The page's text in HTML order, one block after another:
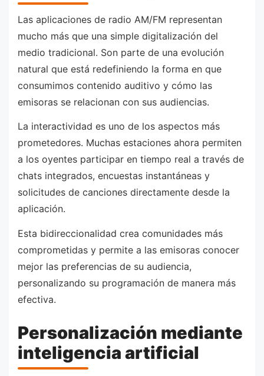
Las aplicaciones de radio AM/FM representan
mucho más que una simple digitalización del
medio tradicional. Son parte de una evolución
natural que está redefiniendo la forma en que
consumimos contenido auditivo y cómo las
emisoras se relacionan con sus audiencias.
La interactividad es uno de los aspectos más
prometedores. Muchas estaciones ahora permiten
a los oyentes participar en tiempo real a través de
chats integrados, encuestas instantáneas y
solicitudes de canciones directamente desde la
aplicación.
Esta bidireccionalidad crea comunidades más
comprometidas y permite a las emisoras conocer
mejor las preferencias de su audiencia,
personalizando su programación de manera más
efectiva.
Personalización mediante
inteligencia artificial